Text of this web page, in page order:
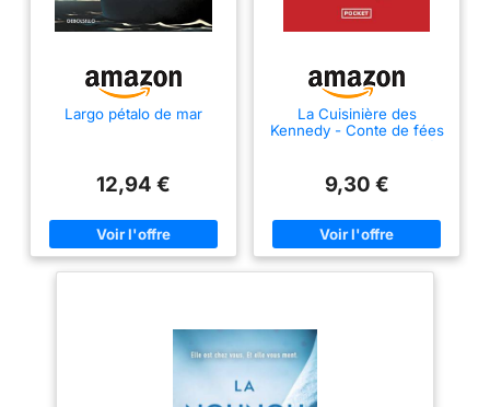
Largo pétalo de mar
12,94 €
La Cuisinière des
Kennedy - Conte de fées
9,30 €